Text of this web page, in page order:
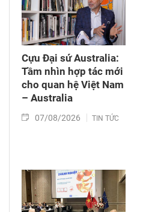
một số điều của Luật
Luật Viễn thông, Luật
Chuyển giao công nghệ.
luận ở tổ về 3 dự án Luật
Cựu Đại sứ Australia:
Tầm nhìn hợp tác mới
cho quan hệ Việt Nam
– Australia
07/08/2026 TIN TỨC